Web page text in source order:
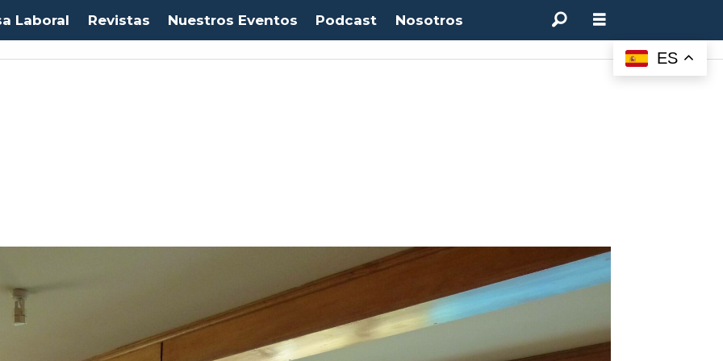
Laboral Revistas Nuestros Eventos Podcast Nosotros
ES